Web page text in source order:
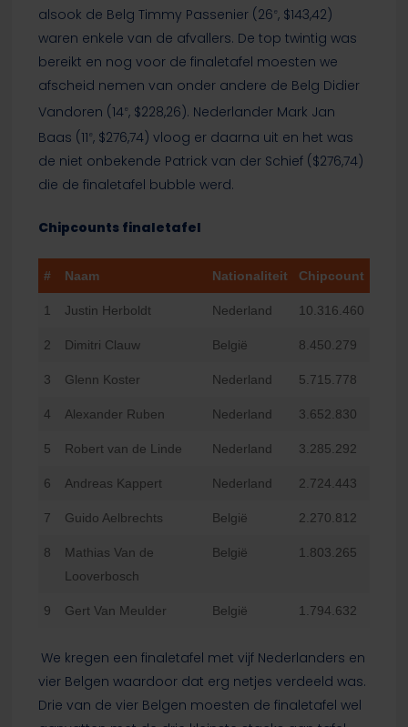
alsook de Belg Timmy Passenier (26 e, $143,42)
waren enkele van de afvallers. De top twintig was
bereikt en nog voor de finaletafel moesten we
afscheid nemen van onder andere de Belg Didier
Vandoren (14e, $228,26). Nederlander Mark Jan
Baas (11 e, $276,74) vloog er daarna uit en het was
de niet onbekende Patrick van der Schief ($276,74)
die de finaletafel bubble werd.
Chipcounts finaletafel
# Naam Nationaliteit Chipcount
1 Justin Herboldt Nederland 10.316.460
2 Dimitri Clauw België 8.450.279
3 Glenn Koster Nederland 5.715.778
4 Alexander Ruben Nederland 3.652.830
5 Robert van de Linde Nederland 3.285.292
6 Andreas Kappert Nederland 2.724.443
7 Guido Aelbrechts België 2.270.812
8
Mathias Van de
Looverbosch
België 1.803.265
9 Gert Van Meulder België 1.794.632
We kregen een finaletafel met vijf Nederlanders en
vier Belgen waardoor dat erg netjes verdeeld was.
Drie van de vier Belgen moesten de finaletafel wel